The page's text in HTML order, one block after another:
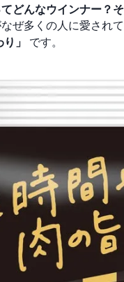
どんなウインナー？
ぜ多くの人に愛され
」 です。